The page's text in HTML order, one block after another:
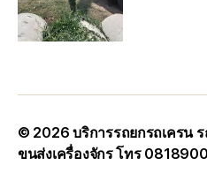
© 2026บริการรถยกรถเครน
ขนส่งเครื่องจักร โทร